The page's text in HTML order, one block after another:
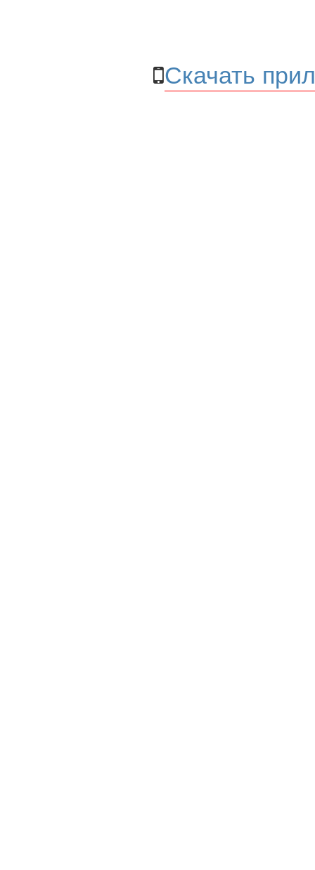
Скачать